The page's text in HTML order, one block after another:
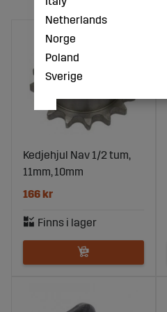
Kedjehjul Nav 1/2 tum,
11mm, 10mm
166 kr
Netherlands
Norge
Poland
Sverige